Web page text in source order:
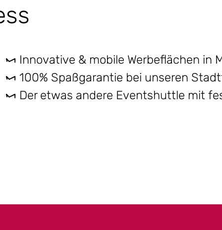
Innovative & mobile Werbeflächen in
100% Spaßgarantie bei unseren
Der etwas andere Eventshuttle mit